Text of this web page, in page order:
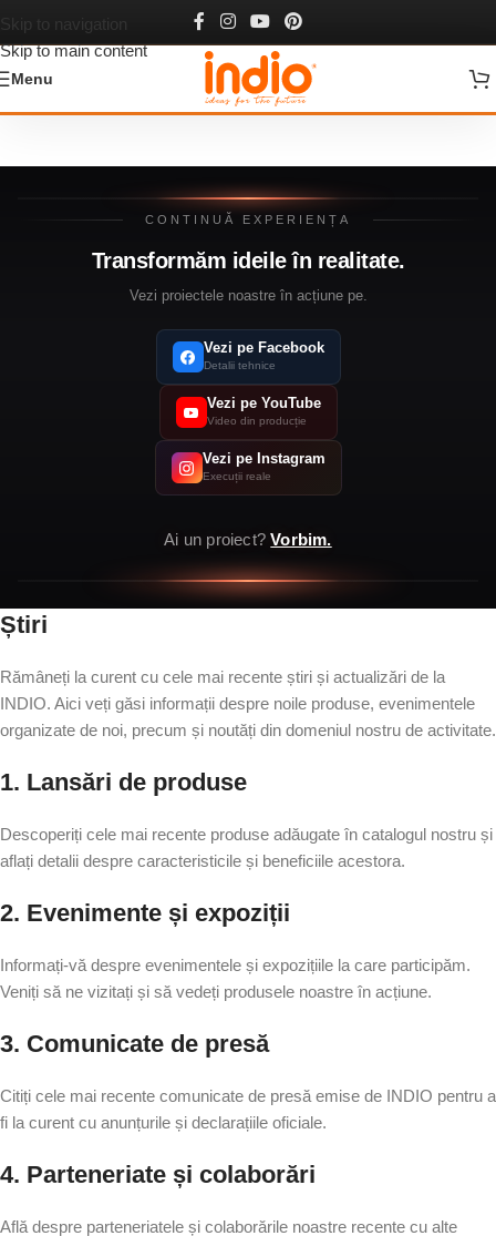
Stiri
Skip to navigation
Skip to main content
Menu
CONTINUĂ EXPERIENȚA
Transformăm ideile în realitate.
Vezi proiectele noastre în acțiune pe.
Vezi pe Facebook
Detalii tehnice
Vezi pe YouTube
Video din producție
Vezi pe Instagram
Execuții reale
Ai un proiect?Vorbim.
Știri
Rămâneți la curent cu cele mai recente știri și actualizări de la
INDIO. Aici veți găsi informații despre noile produse, evenimentele
organizate de noi, precum și noutăți din domeniul nostru de activitate.
1. Lansări de produse
Descoperiți cele mai recente produse adăugate în catalogul nostru și
aflați detalii despre caracteristicile și beneficiile acestora.
2. Evenimente și expoziții
Informați-vă despre evenimentele și expozițiile la care participăm.
Veniți să ne vizitați și să vedeți produsele noastre în acțiune.
3. Comunicate de presă
Citiți cele mai recente comunicate de presă emise de INDIO pentru a
fi la curent cu anunțurile și declarațiile oficiale.
4. Parteneriate și colaborări
Află despre parteneriatele și colaborările noastre recente cu alte